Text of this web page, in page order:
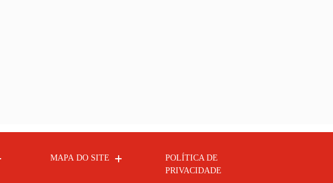
MAPA DO SITE
POLÍTICA DE
PRIVACIDADE